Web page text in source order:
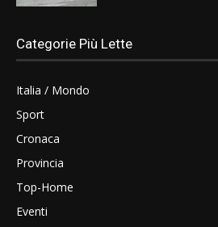
Categorie Più Lette
Italia / Mondo
Sport
Cronaca
Provincia
Top-Home
Eventi